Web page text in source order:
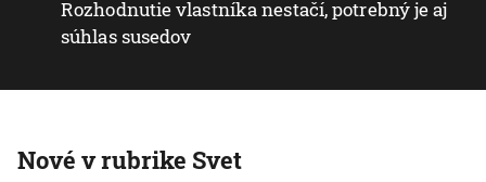
Rozhodnutie vlastníka nestačí, potrebný je aj
súhlas susedov
Nové v rubrike Svet